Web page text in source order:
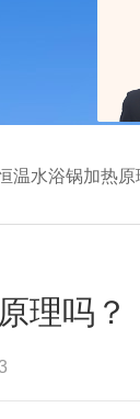
温水浴锅加热原
理吗？